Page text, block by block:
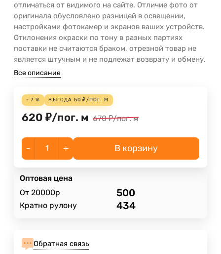
отличаться от видимого на сайте. Отличие фото от
оригинала обусловлено разницей в освещении,
настройками фотокамер и экранов ваших устройств.
Отклонения окраски по тону в разных партиях
поставки не считаются браком, отрезной товар не
является штучным и не подлежат возврату и обмену.
Все описание
- 7 % ВЫГОДА 50 ₽/ПОГ. М
620 ₽/пог. м 670 ₽/пог. м
- + В корзину
Оптовая цена
От 20000р
500
Кратно рулону 434
Обратная связь